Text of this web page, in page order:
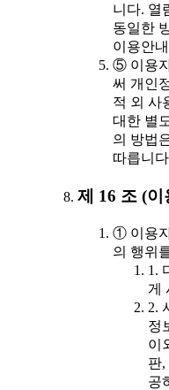
니다. 열
동일한
이용안
⑤ 이용
써 개인
적 외 사
대한 별
의 방법
따릅니
제 16 조 (
① 이용
의 행위
1.
게
2.
정
이
판,
공